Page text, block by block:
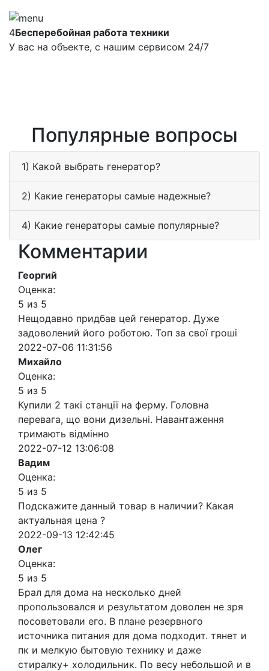
4Бесперебойная работа техники
У вас на объекте, с нашим сервисом 24/7
Популярные вопросы
1) Какой выбрать генератор?
2) Какие генераторы самые надежные?
4) Какие генераторы самые популярные?
Комментарии
Георгий
Оценка:
5 из 5
Нещодавно придбав цей генератор. Дуже
задоволений його роботою. Топ за свої гроші
2022-07-06 11:31:56
Михайло
Оценка:
5 из 5
Купили 2 такі станції на ферму. Головна
перевага, що вони дизельні. Навантаження
тримають відмінно
2022-07-12 13:06:08
Вадим
Оценка:
5 из 5
Подскажите данный товар в наличии? Какая
актуальная цена ?
2022-09-13 12:42:45
Олег
Оценка:
5 из 5
Брал для дома на несколько дней
пропользовался и результатом доволен не зря
посоветовали его. В плане резервного
источника питания для дома подходит. тянет и
пк и мелкую бытовую технику и даже
стиралку+ холодильник. По весу небольшой и в